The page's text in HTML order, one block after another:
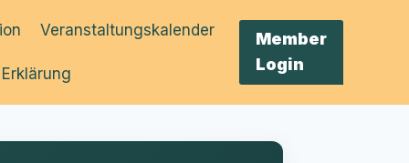
Veranstaltungskalender
Member
Login